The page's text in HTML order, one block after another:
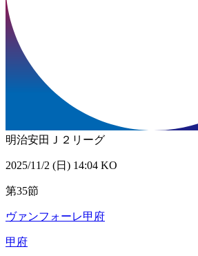
明治安田Ｊ２リーグ
2025/11/2 (日) 14:04 KO
第35節
ヴァンフォーレ甲府
甲府